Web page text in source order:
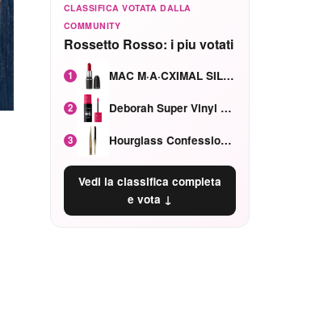
CLASSIFICA VOTATA DALLA
COMMUNITY
Rossetto Rosso: i piu votati
1 MAC M·A·CXIMAL SILKY MATTE Red Rock mat
2 Deborah Super Vinyl Shake Rosa Ciliegia
3 Hourglass Confession Ricaricabile Ultra Preciso Ad Alta Intensità Secretly Classic Red
Vedi la classifica completa
e vota ↓